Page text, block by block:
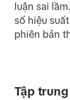
luận sai
số hiệu
phiên bản
Tập